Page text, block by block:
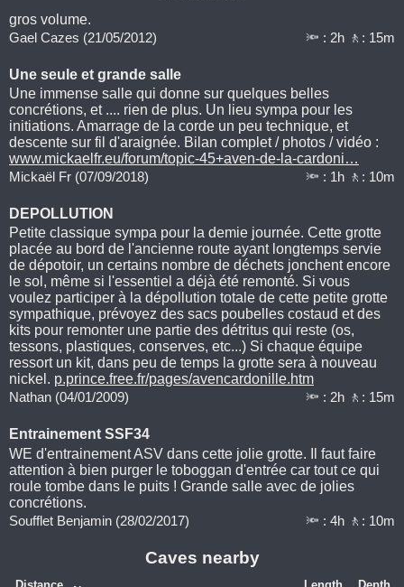
gros volume.
Gael Cazes (21/05/2012) 🔦 : 2h 🚶: 15m
Une seule et grande salle
Une immense salle qui donne sur quelques belles
concrétions, et .... rien de plus. Un lieu sympa pour les
initiations. Amarrage de la corde un peu technique, et
descente sur fil d'araignée. Bilan complet / photos / vidéo :
www.mickaelfr.eu/forum/topic-45+aven-de-la-cardoni…
Mickaël Fr (07/09/2018) 🔦 : 1h 🚶: 10m
DEPOLLUTION
Petite classique sympa pour la demie journée. Cette grotte
placée au bord de l'ancienne route ayant longtemps servie
de dépotoir, un certains nombre de déchets jonchent encore
le sol, même si l'essentiel a déjà été remonté. Si vous
voulez participer à la dépollution totale de cette petite grotte
sympathique, prévoyez des sacs poubelles costaud et des
kits pour remonter une partie des détritus qui reste (os,
tessons, plastiques, conserves, etc...) Si chaque équipe
ressort un kit, dans peu de temps la grotte sera à nouveau
nickel. p.prince.free.fr/pages/avencardonille.htm
Nathan (04/01/2009) 🔦 : 2h 🚶: 15m
Entrainement SSF34
WE d'entrainement ASV dans cette jolie grotte. Il faut faire
attention à bien purger le toboggan d'entrée car tout ce qui
roule tombe dans le puits ! Grande salle avec de jolies
concrétions.
Soufflet Benjamin (28/02/2017) 🔦 : 4h 🚶: 10m
Caves nearby